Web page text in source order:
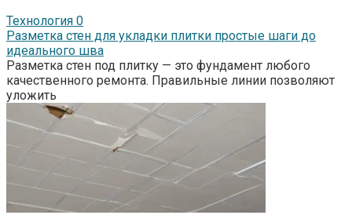
Технология 0
Разметка стен для укладки плитки простые шаги до
идеального шва
Разметка стен под плитку — это фундамент любого
качественного ремонта. Правильные линии позволяют
уложить